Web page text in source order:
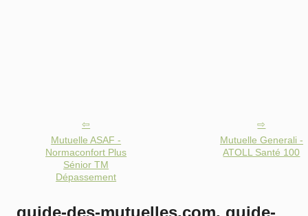
Mutuelle ASAF -
Normaconfort Plus
Sénior TM
Dépassement
Mutuelle Generali -
ATOLL Santé 100